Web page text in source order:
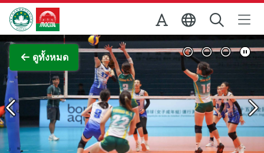
Skip to Main Content
สำนักงานการท่องเที่ยวของรัฐบาลมาเก๊า
ดูทั้งหมด
ภาพขยาย